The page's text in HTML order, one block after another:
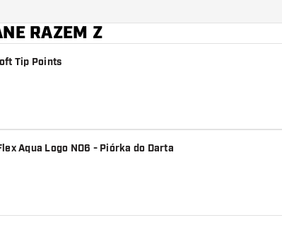
RAZEM Z
Tip Points
Aqua Logo NO6 - Piórka do Darta